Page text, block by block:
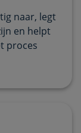
naar, legt
en helpt
proces